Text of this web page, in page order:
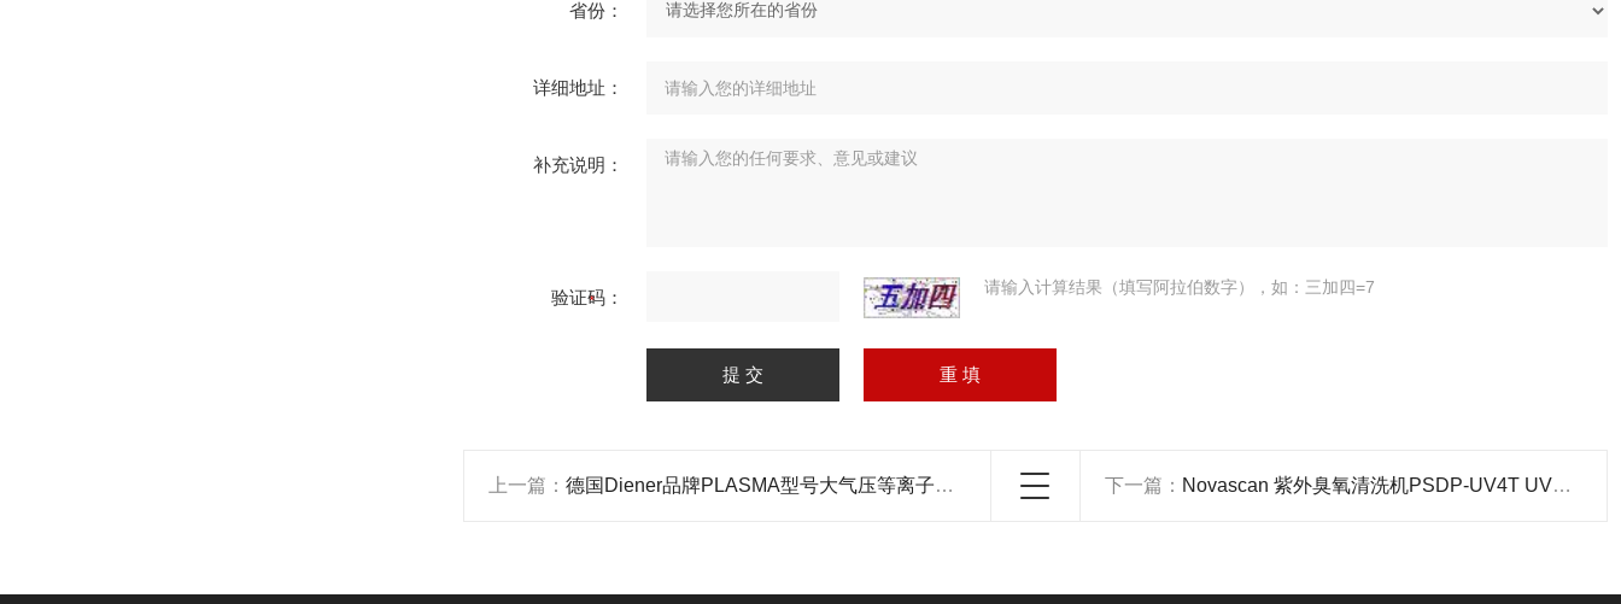
省份：
详细地址：
补充说明：
验证码： 请输入计算结果（填写阿拉伯数字），如：三加四=7
上一篇： 德国Diener品牌PLASMA型号大气压等离子清洗机 下一篇： Novascan 紫外臭氧清洗机PSDP-UV4T UV臭氧清洗机 产品关键词:臭氧清洗机Novascan;novascan臭氧清洗;uv清洗机;novascan紫外臭氧清洗机